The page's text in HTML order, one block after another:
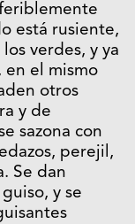
está rusiente,
verdes, y ya
en el mismo
otros
y de
sazona con
perejil,
Se dan
y se